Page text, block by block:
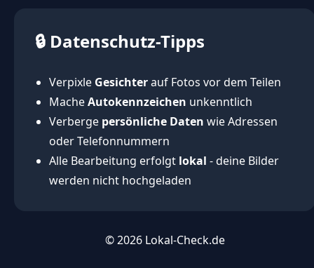
🔒 Datenschutz-Tipps
Verpixle Gesichterauf Fotos vor dem Teilen
MacheAutokennzeichen unkenntlich
Verberge persönliche Daten wie Adressen
oder Telefonnummern
Alle Bearbeitung erfolgt lokal - deine Bilder
werden nicht hochgeladen
© 2026 Lokal-Check.de